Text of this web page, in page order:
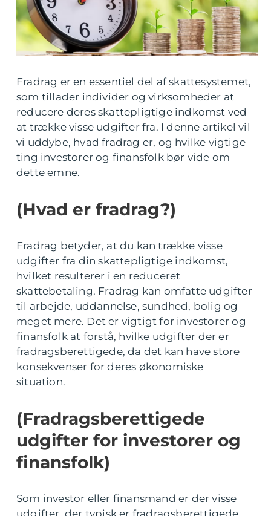
Fradrag er en essentiel del af skattesystemet,
som tillader individer og virksomheder at
reducere deres skattepligtige indkomst ved
at trække visse udgifter fra. I denne artikel vil
vi uddybe, hvad fradrag er, og hvilke vigtige
ting investorer og finansfolk bør vide om
dette emne.
(Hvad er fradrag?)
Fradrag betyder, at du kan trække visse
udgifter fra din skattepligtige indkomst,
hvilket resulterer i en reduceret
skattebetaling. Fradrag kan omfatte udgifter
til arbejde, uddannelse, sundhed, bolig og
meget mere. Det er vigtigt for investorer og
finansfolk at forstå, hvilke udgifter der er
fradragsberettigede, da det kan have store
konsekvenser for deres økonomiske
situation.
(Fradragsberettigede
udgifter for investorer og
finansfolk)
Som investor eller finansmand er der visse
udgifter, der typisk er fradragsberettigede.